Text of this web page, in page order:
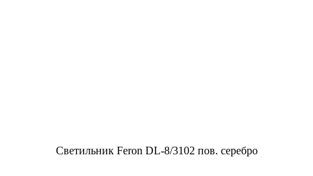
Светильник Feron DL-8/3102 пов. серебро